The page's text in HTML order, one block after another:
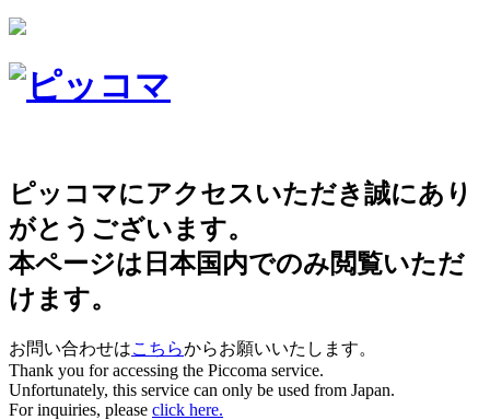
ピッコマにアクセスいただき誠にあり
がとうございます。
本ページは日本国内でのみ閲覧いただ
けます。
お問い合わせはこちらからお願いいたします。
Thank you for accessing the Piccoma service.
Unfortunately, this service can only be used from Japan.
For inquiries, please click here.